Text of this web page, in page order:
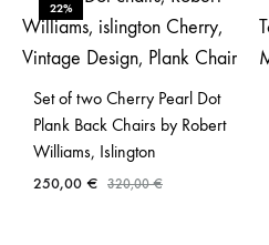
22%
Set of two Cherry Pearl Dot
Plank Back Chairs by Robert
Williams, Islington
250,00 € 320,00€